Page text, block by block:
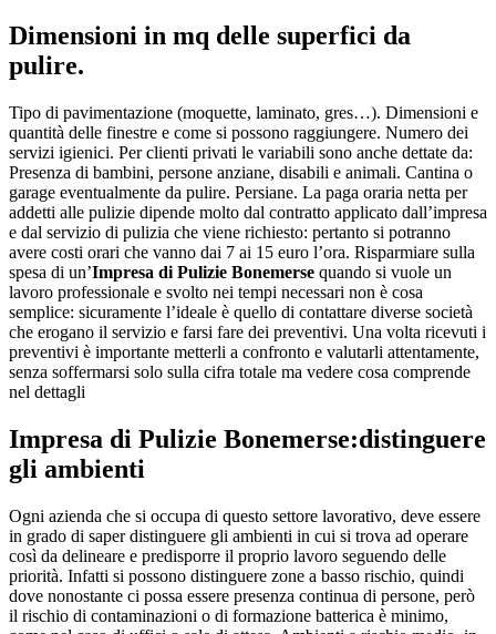
Dimensioni in mq delle superfici da
pulire.
Tipo di pavimentazione (moquette, laminato, gres…). Dimensioni e
quantità delle finestre e come si possono raggiungere. Numero dei
servizi igienici. Per clienti privati le variabili sono anche dettate da:
Presenza di bambini, persone anziane, disabili e animali. Cantina o
garage eventualmente da pulire. Persiane. La paga oraria netta per
addetti alle pulizie dipende molto dal contratto applicato dall’impresa
e dal servizio di pulizia che viene richiesto: pertanto si potranno
avere costi orari che vanno dai 7 ai 15 euro l’ora. Risparmiare sulla
spesa di un’Impresa di Pulizie Bonemerse quando si vuole un
lavoro professionale e svolto nei tempi necessari non è cosa
semplice: sicuramente l’ideale è quello di contattare diverse società
che erogano il servizio e farsi fare dei preventivi. Una volta ricevuti i
preventivi è importante metterli a confronto e valutarli attentamente,
senza soffermarsi solo sulla cifra totale ma vedere cosa comprende
nel dettagli
Impresa di Pulizie Bonemerse:distinguere
gli ambienti
Ogni azienda che si occupa di questo settore lavorativo, deve essere
in grado di saper distinguere gli ambienti in cui si trova ad operare
così da delineare e predisporre il proprio lavoro seguendo delle
priorità. Infatti si possono distinguere zone a basso rischio, quindi
dove nonostante ci possa essere presenza continua di persone, però
il rischio di contaminazioni o di formazione batterica è minimo,